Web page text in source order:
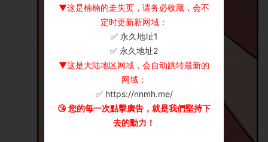
▼这是楠楠的走失页，请务必收藏，会不
定时更新新网域：
✅ 永久地址1
✅ 永久地址2
▼这是大陆地区网域，会自动跳转最新的
网域：
✅ https://nnmh.me/
😘 您的每一次點擊廣告，就是我們堅持下
去的動力！